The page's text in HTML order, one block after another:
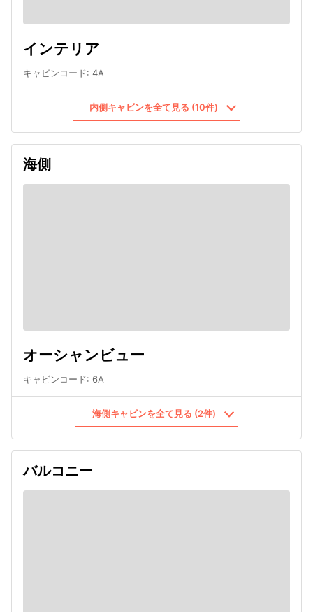
インテリア
キャビンコード: 4A
内側キャビンを全て見る (10件)
海側
オーシャンビュー
キャビンコード: 6A
海側キャビンを全て見る (2件)
バルコニー